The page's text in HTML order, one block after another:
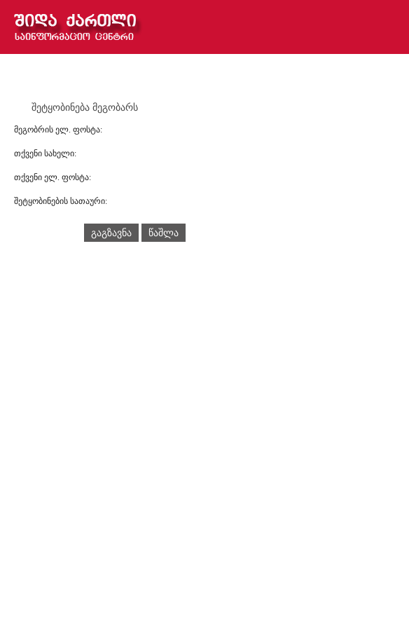
შეტყობინება მეგობარს
მეგობრის ელ. ფოსტა:
თქვენი სახელი:
თქვენი ელ. ფოსტა:
შეტყობინების სათაური:
გაგზავნა წაშლა